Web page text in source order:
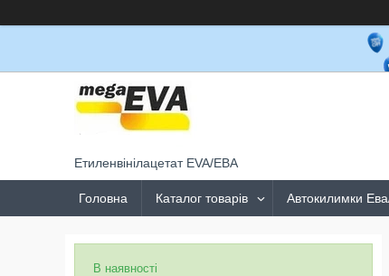
Етиленвінілацетат EVA/ЕВА
Головна Каталог товарів Автокилимки
В наявності